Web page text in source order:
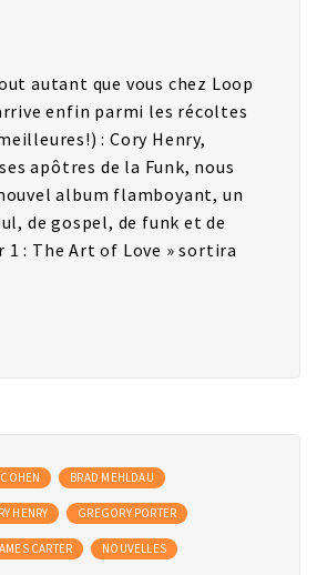
autant que vous chez Loop
enfin parmi les récoltes
: Cory Henry,
apôtres de la Funk, nous
album flamboyant, un
de gospel, de funk et de
: The Art of Love » sortira
BRAD MEHLDAU
HENRY GREGORY PORTER
CARTER NOUVELLES